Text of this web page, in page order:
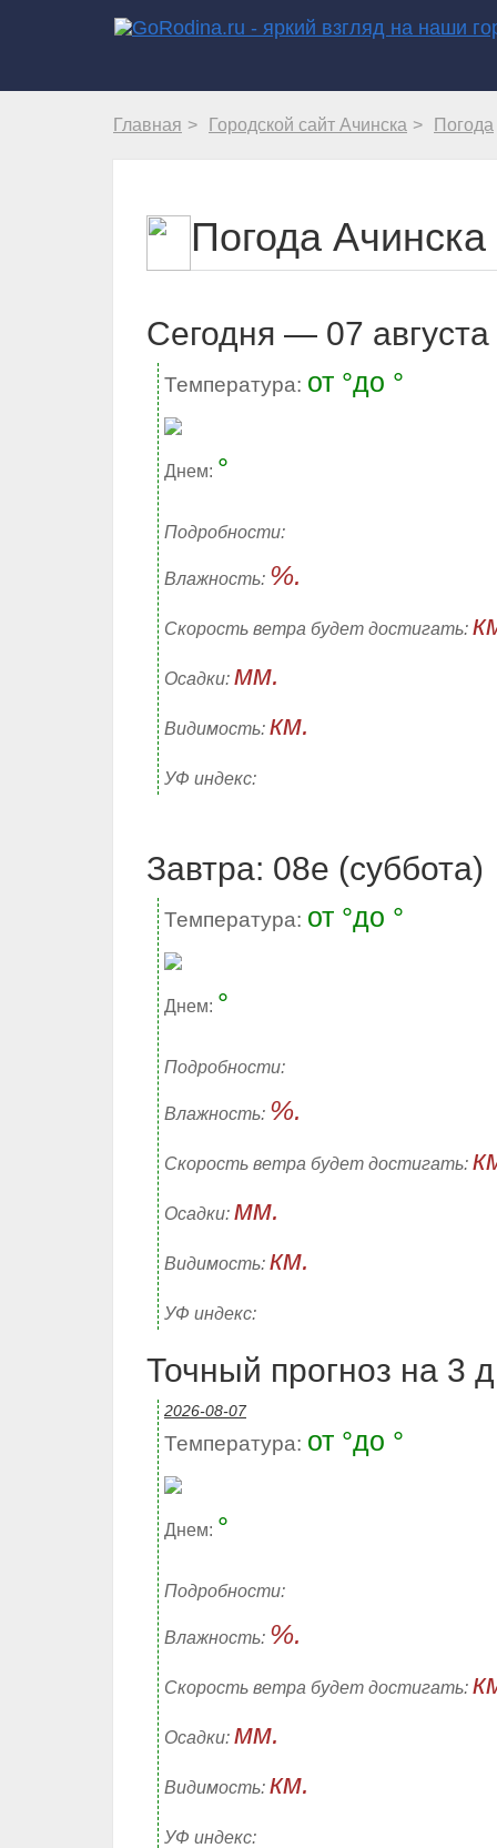
Главная Городской сайт Ачинска Погода
Погода
Cегодня — 07
Температура: от °до °
Днем: °
Подробности:
Влажность: %.
Скорость ветра будет достигать:
Осадки: мм.
Видимость: км.
УФ индекс:
Завтра: 08е (суббота)
Температура: от °до °
Днем: °
Подробности:
Влажность: %.
Скорость ветра будет достигать:
Осадки: мм.
Видимость: км.
УФ индекс:
Точный прогноз на 3
2026-08-07
Температура: от °до °
Днем: °
Подробности:
Влажность: %.
Скорость ветра будет достигать:
Осадки: мм.
Видимость: км.
УФ индекс: